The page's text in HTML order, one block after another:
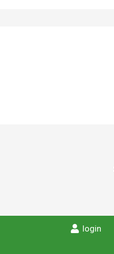
login